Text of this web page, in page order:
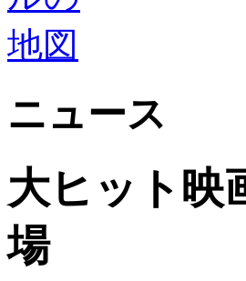
ニュース
大ヒット映
場